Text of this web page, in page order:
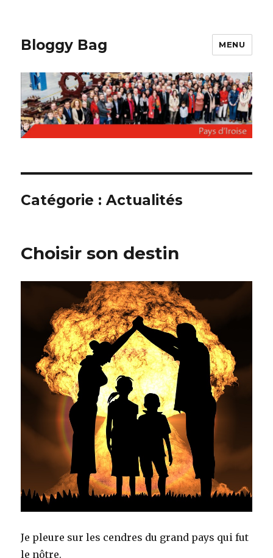
Bloggy Bag MENU
Catégorie : Actualités
Choisir son destin
Je pleure sur les cendres du grand pays qui fut
le nôtre.